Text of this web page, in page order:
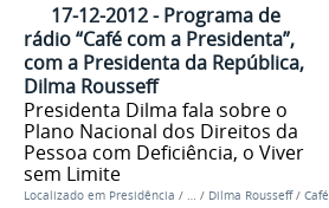
17-12-2012 - Programa de
rádio “Café com a Presidenta”,
com a Presidenta da República,
Dilma Rousseff
Presidenta Dilma fala sobre o
Plano Nacional dos Direitos da
Pessoa com Deficiência, o Viver
sem Limite
Localizado em Presidência / … / Dilma Rousseff / Café